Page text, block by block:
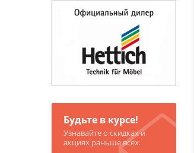
Будьте в курсе!
Узнавайте о скидках и
акциях раньше всех.